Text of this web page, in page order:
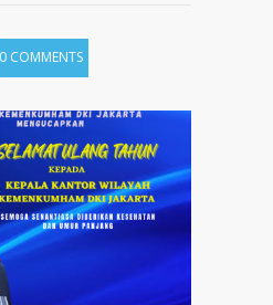
0 COMMENTS